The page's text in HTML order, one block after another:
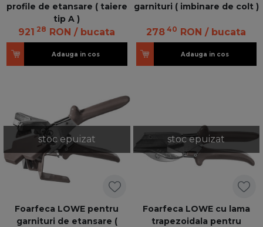
profile de etansare ( taiere
tip A )
921 28 RON / bucata
Adauga in cos
garnituri ( imbinare de colt )
278 40 RON / bucata
Adauga in cos
stoc epuizat
Foarfeca LOWE pentru
garnituri de etansare (
stoc epuizat
Foarfeca LOWE cu lama
trapezoidala pentru